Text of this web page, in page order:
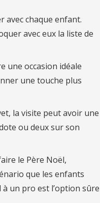
avec chaque enfant.
avec eux la liste de
une occasion idéale
une touche plus
la visite peut avoir une
ou deux sur son
le Père Noël,
que les enfants
un pro est l’option sûre